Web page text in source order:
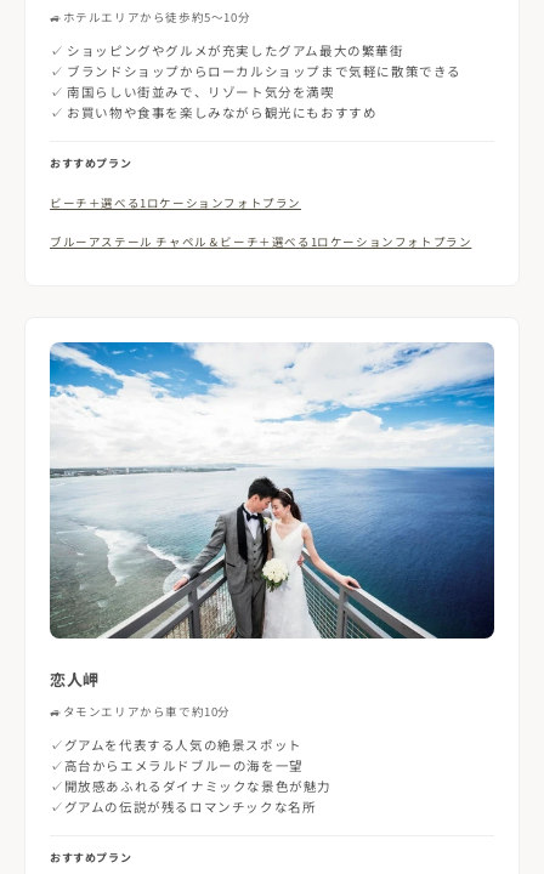
🚙 ホテルエリアから徒歩約5〜10分
✓ ショッピングやグルメが充実したグアム最大の繁華街
✓ ブランドショップからローカルショップまで気軽に散策できる
✓ 南国らしい街並みで、リゾート気分を満喫
✓ お買い物や食事を楽しみながら観光にもおすすめ
おすすめプラン
ビーチ＋選べる1ロケーションフォトプラン
ブルーアステール チャペル＆ビーチ＋選べる1ロケーションフォトプラン
恋人岬
🚙 タモンエリアから車で約10分
✓グアムを代表する人気の絶景スポット
✓高台からエメラルドブルーの海を一望
✓開放感あふれるダイナミックな景色が魅力
✓グアムの伝説が残るロマンチックな名所
おすすめプラン